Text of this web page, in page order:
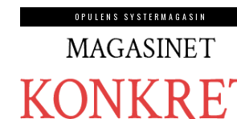
OPULENS SYSTERMAGASIN